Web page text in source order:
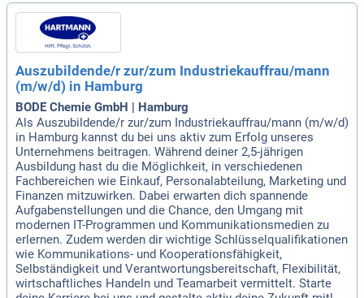
Auszubildende/r zur/zum Industriekauffrau/mann
(m/w/d) in Hamburg
BODE Chemie GmbH | Hamburg
Als Auszubildende/r zur/zum Industriekauffrau/mann (m/w/d)
in Hamburg kannst du bei uns aktiv zum Erfolg unseres
Unternehmens beitragen. Während deiner 2,5-jährigen
Ausbildung hast du die Möglichkeit, in verschiedenen
Fachbereichen wie Einkauf, Personalabteilung, Marketing und
Finanzen mitzuwirken. Dabei erwarten dich spannende
Aufgabenstellungen und die Chance, den Umgang mit
modernen IT-Programmen und Kommunikationsmedien zu
erlernen. Zudem werden dir wichtige Schlüsselqualifikationen
wie Kommunikations- und Kooperationsfähigkeit,
Selbständigkeit und Verantwortungsbereitschaft, Flexibilität,
wirtschaftliches Handeln und Teamarbeit vermittelt. Starte